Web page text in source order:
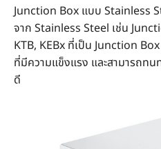
Junction Box แบบ Stainless
จาก Stainless Steel เช่น
KTB, KEBx ที่เป็น Junction
ที่มีความแข็งแรง และสามารถท
ดี